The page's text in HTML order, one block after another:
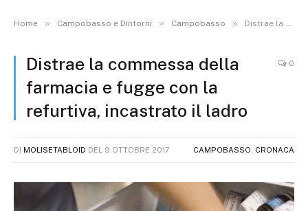
Home » Campobasso e Dintorni » Campobasso » Distrae la commessa della farmacia e fugge con la refurtiva, incastrato il ladro
Distrae la commessa della
farmacia e fugge con la
refurtiva, incastrato il ladro
0
DI MOLISETABLOID DEL 9 OTTOBRE 2017 CAMPOBASSO CRONACA